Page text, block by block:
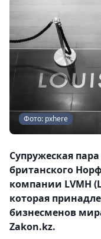
Фото: pxhere
Супружеская
британского
компании LVMH
которая
бизнесменов
Zakon.kz.